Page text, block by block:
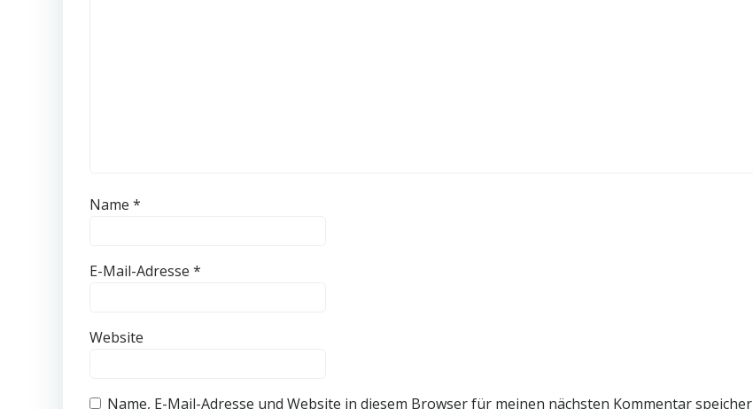
Name *
E-Mail-Adresse *
Website
Name, E-Mail-Adresse und Website in diesem Browser für meinen nächsten Kommentar